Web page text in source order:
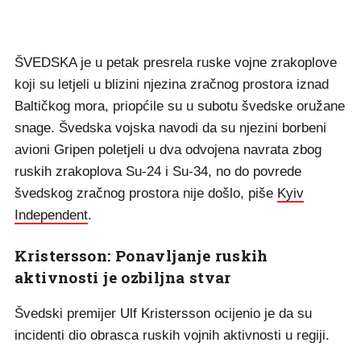
ŠVEDSKA je u petak presrela ruske vojne zrakoplove
koji su letjeli u blizini njezina zračnog prostora iznad
Baltičkog mora, priopćile su u subotu švedske oružane
snage. Švedska vojska navodi da su njezini borbeni
avioni Gripen poletjeli u dva odvojena navrata zbog
ruskih zrakoplova Su-24 i Su-34, no do povrede
švedskog zračnog prostora nije došlo, piše Kyiv
Independent.
Kristersson: Ponavljanje ruskih
aktivnosti je ozbiljna stvar
Švedski premijer Ulf Kristersson ocijenio je da su
incidenti dio obrasca ruskih vojnih aktivnosti u regiji.